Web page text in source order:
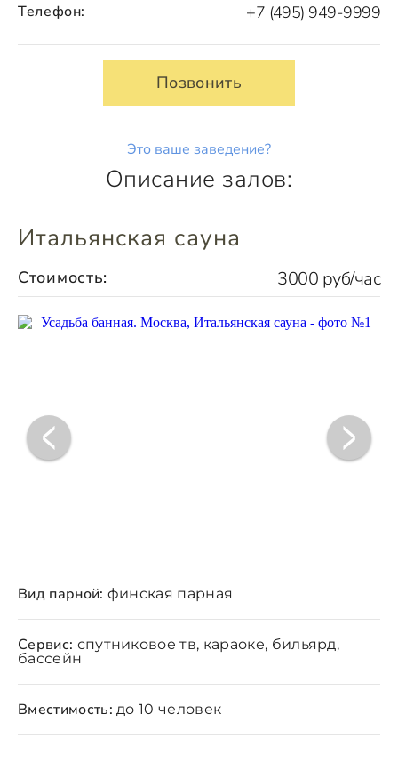
Телефон: +7 (495) 949-9999
Позвонить
Это ваше заведение?
Описание залов:
Итальянская сауна
Стоимость: 3000 руб/час
Вид парной: финская парная
Сервис: спутниковое тв, караоке, бильярд,
бассейн
Вместимость: до 10 человек